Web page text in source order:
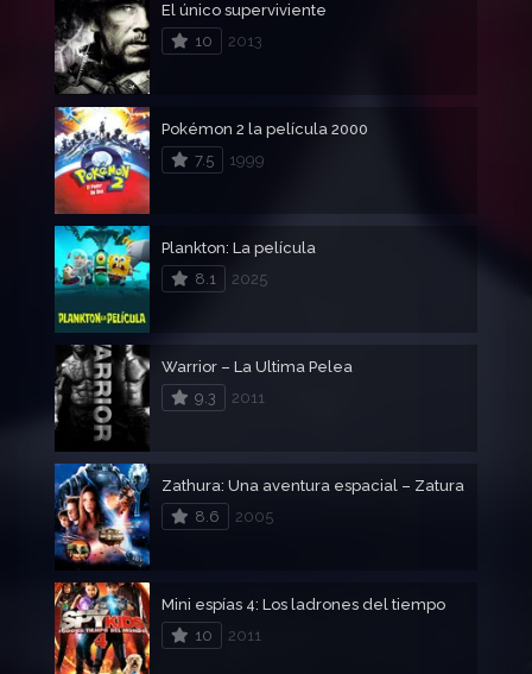
El único superviviente
10
2013
Pokémon 2 la película 2000
7.5
1999
Plankton: La película
8.1
2025
Warrior – La Ultima Pelea
9.3
2011
Zathura: Una aventura espacial – Zatura
8.6
2005
Mini espías 4: Los ladrones del tiempo
10
2011